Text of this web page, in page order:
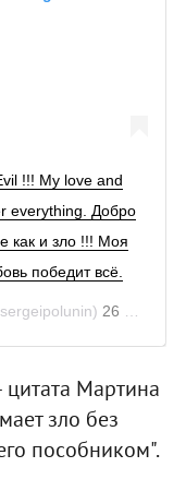
!!! My love and
everything. Добро
как и зло !!! Моя
победит всё.
26 Лис 2018 р. о 3:23 PST
Мартина
зло без
пособником".